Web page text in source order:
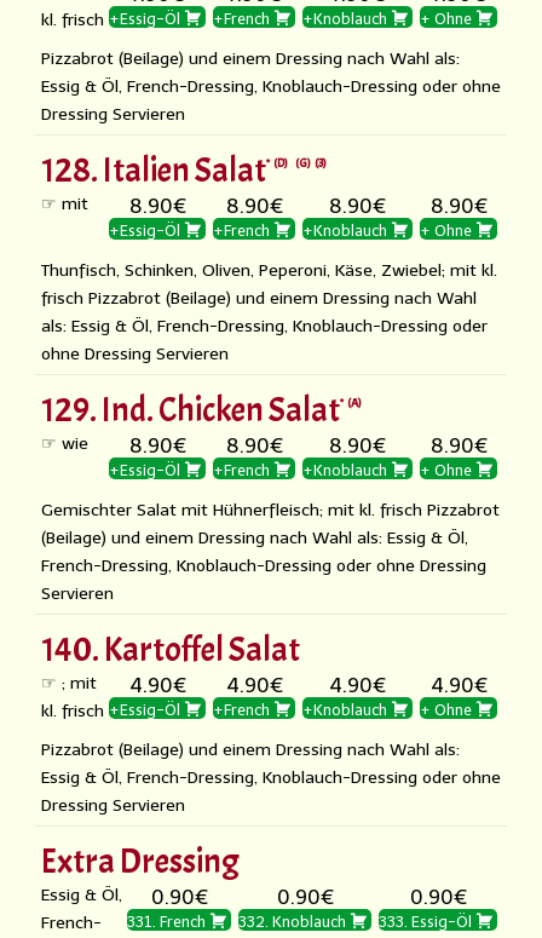
+Essig-Öl +French +Knoblauch + Ohne
kl. frisch
Pizzabrot (Beilage) und einem Dressing nach Wahl als:
Essig & Öl, French-Dressing, Knoblauch-Dressing oder ohne
Dressing Servieren
128. Italien Salat D G 3
8.90€
+Essig-Öl
8.90€
+French
8.90€
+Knoblauch
8.90€
+ Ohne
☞ mit
Thunfisch, Schinken, Oliven, Peperoni, Käse, Zwiebel; mit kl.
frisch Pizzabrot (Beilage) und einem Dressing nach Wahl
als: Essig & Öl, French-Dressing, Knoblauch-Dressing oder
ohne Dressing Servieren
129. Ind. Chicken Salat A
8.90€
+Essig-Öl
8.90€
+French
8.90€
+Knoblauch
8.90€
+ Ohne
☞ wie
Gemischter Salat mit Hühnerfleisch; mit kl. frisch Pizzabrot
(Beilage) und einem Dressing nach Wahl als: Essig & Öl,
French-Dressing, Knoblauch-Dressing oder ohne Dressing
Servieren
140. Kartoffel Salat
4.90€
+Essig-Öl
4.90€
+French
4.90€
+Knoblauch
4.90€
+ Ohne
☞ ; mit
kl. frisch
Pizzabrot (Beilage) und einem Dressing nach Wahl als:
Essig & Öl, French-Dressing, Knoblauch-Dressing oder ohne
Dressing Servieren
Extra Dressing
0.90€
331. French
0.90€
332. Knoblauch
0.90€
333. Essig-Öl
Essig & Öl,
French-